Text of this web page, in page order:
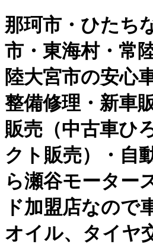
那珂市・ひたち
市・東海村・常
陸大宮市の安心
整備修理・新車
販売（中古車ひ
クト販売）・自
ら瀬谷モーター
ド加盟店なので
オイル、タイヤ